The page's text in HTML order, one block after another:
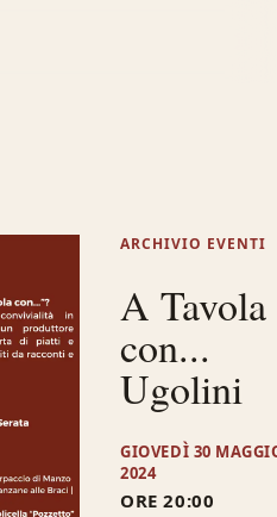
ARCHIVIO EVENTI
A Tavola
con...
Ugolini
GIOVEDÌ 30
2024
ORE 20:00